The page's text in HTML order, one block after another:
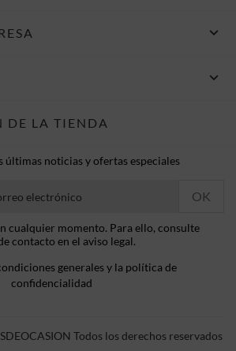


DE LA TIENDA
últimas noticias y ofertas especiales
cualquier momento. Para ello, consulte
contacto en el aviso legal.
generales y la política de
confidencialidad
Todos los derechos reservados